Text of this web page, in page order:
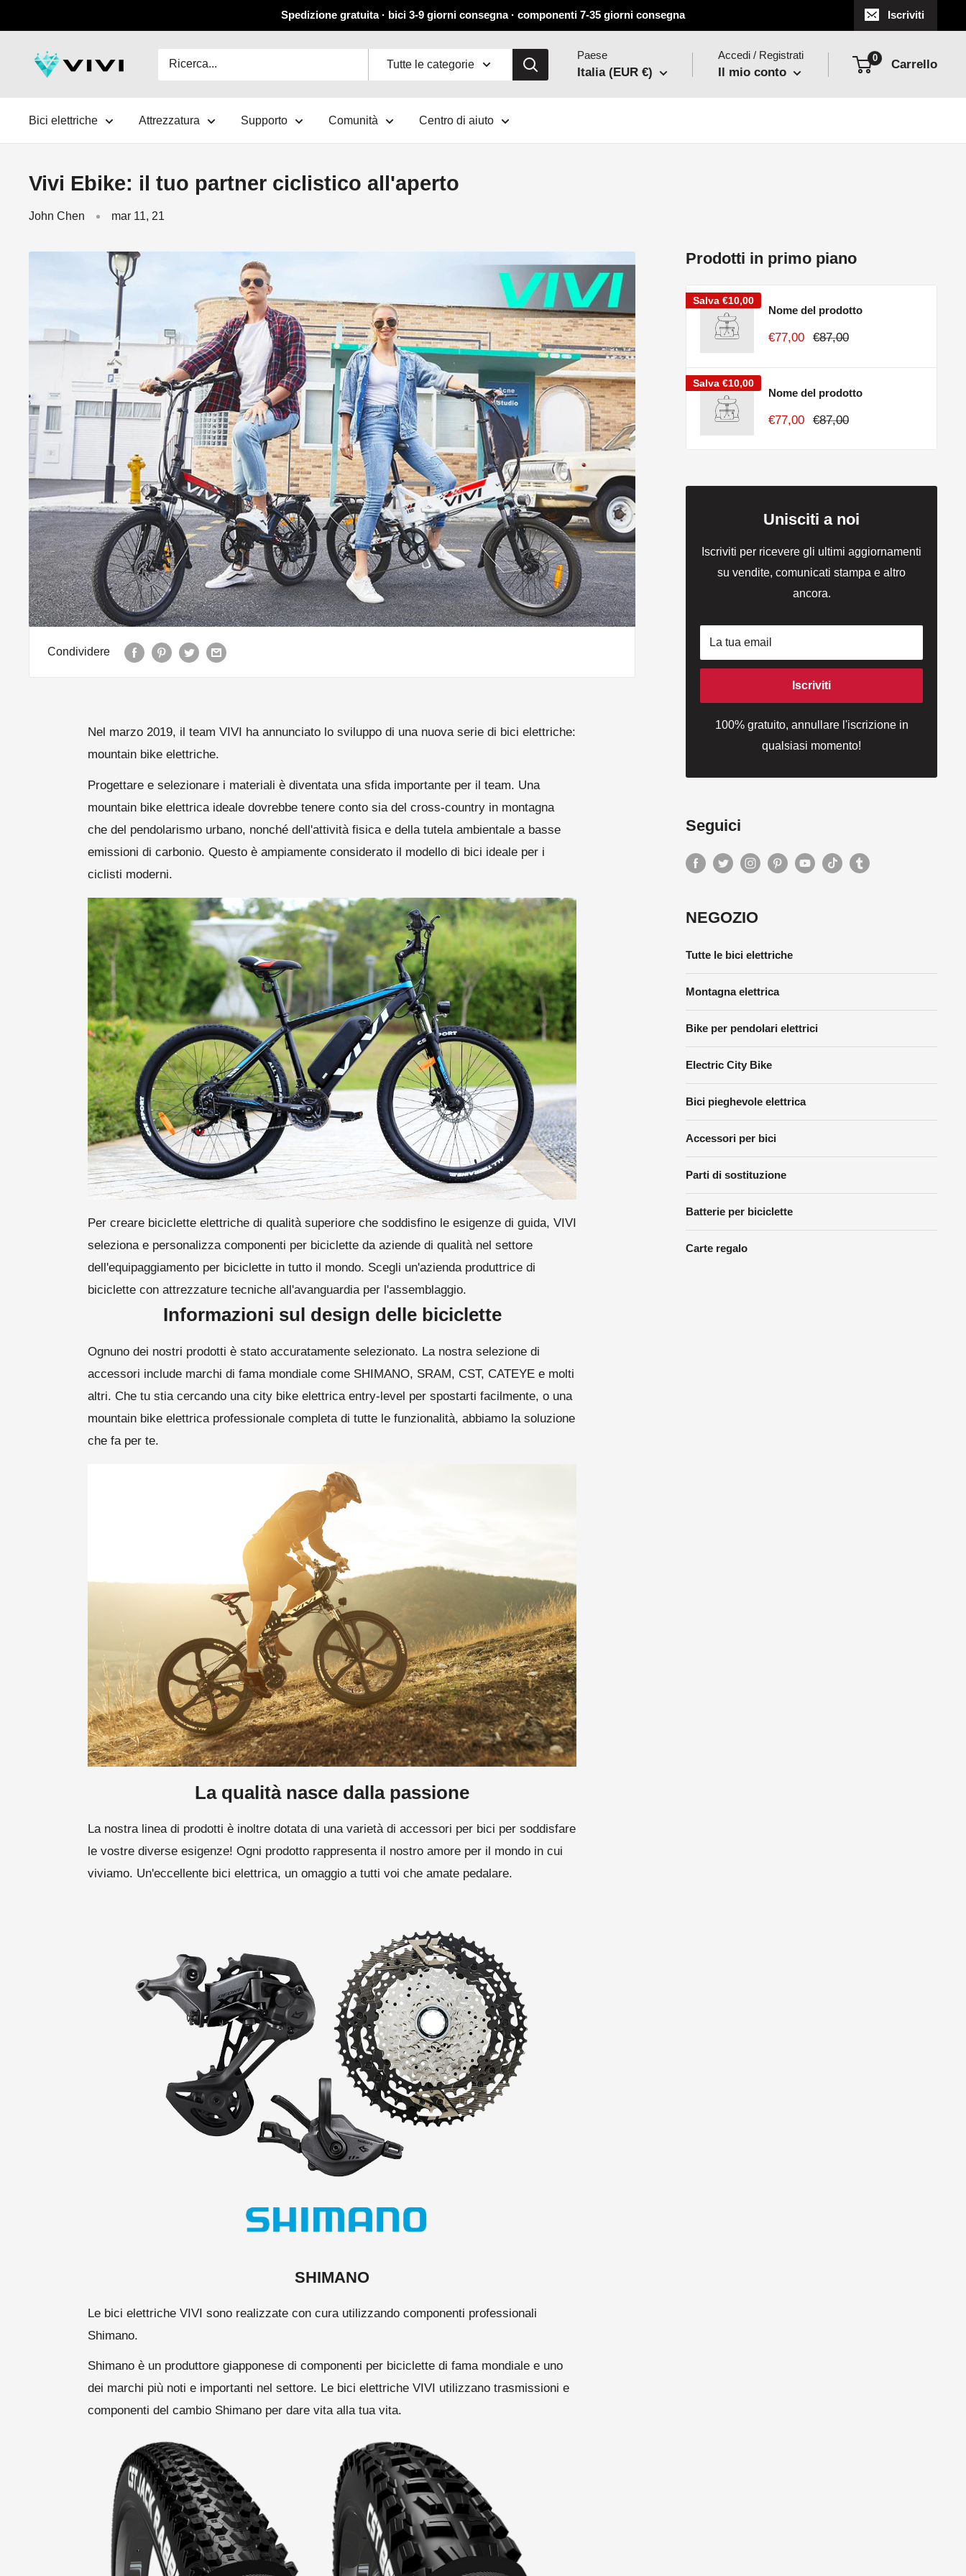
al
contenuto
Spedizione gratuita · bici 3-9 giorni consegna · componenti 7-35 giorni consegna Iscriviti
VIVI Tutte le categorie
Paese
Italia (EUR €)
Accedi / Registrati
Il mio conto
0 Carrello
Bici elettriche Attrezzatura Supporto Comunità Centro di aiuto
Vivi Ebike: il tuo partner ciclistico all'aperto
John Chen mar 11, 21
Condividere
Nel marzo 2019, il team VIVI ha annunciato lo sviluppo di una nuova serie di bici elettriche:
mountain bike elettriche.
Progettare e selezionare i materiali è diventata una sfida importante per il team. Una
mountain bike elettrica ideale dovrebbe tenere conto sia del cross-country in montagna
che del pendolarismo urbano, nonché dell'attività fisica e della tutela ambientale a basse
emissioni di carbonio. Questo è ampiamente considerato il modello di bici ideale per i
ciclisti moderni.
Per creare biciclette elettriche di qualità superiore che soddisfino le esigenze di guida, VIVI
seleziona e personalizza componenti per biciclette da aziende di qualità nel settore
dell'equipaggiamento per biciclette in tutto il mondo. Scegli un'azienda produttrice di
biciclette con attrezzature tecniche all'avanguardia per l'assemblaggio.
Informazioni sul design delle biciclette
Ognuno dei nostri prodotti è stato accuratamente selezionato. La nostra selezione di
accessori include marchi di fama mondiale come SHIMANO, SRAM, CST, CATEYE e molti
altri. Che tu stia cercando una city bike elettrica entry-level per spostarti facilmente, o una
mountain bike elettrica professionale completa di tutte le funzionalità, abbiamo la soluzione
che fa per te.
La qualità nasce dalla passione
La nostra linea di prodotti è inoltre dotata di una varietà di accessori per bici per soddisfare
le vostre diverse esigenze! Ogni prodotto rappresenta il nostro amore per il mondo in cui
viviamo. Un'eccellente bici elettrica, un omaggio a tutti voi che amate pedalare.
SHIMANO
Le bici elettriche VIVI sono realizzate con cura utilizzando componenti professionali
Shimano.
Shimano è un produttore giapponese di componenti per biciclette di fama mondiale e uno
dei marchi più noti e importanti nel settore. Le bici elettriche VIVI utilizzano trasmissioni e
componenti del cambio Shimano per dare vita alla tua vita.
Prodotti in primo piano
Salva €10,00
Nome del prodotto
€77,00 €87,00
Salva €10,00
Nome del prodotto
€77,00 €87,00
Unisciti a noi
Iscriviti per ricevere gli ultimi aggiornamenti
su vendite, comunicati stampa e altro
ancora.
La tua email
Iscriviti
100% gratuito, annullare l'iscrizione in
qualsiasi momento!
Seguici
NEGOZIO
Tutte le bici elettriche
Montagna elettrica
Bike per pendolari elettrici
Electric City Bike
Bici pieghevole elettrica
Accessori per bici
Parti di sostituzione
Batterie per biciclette
Carte regalo